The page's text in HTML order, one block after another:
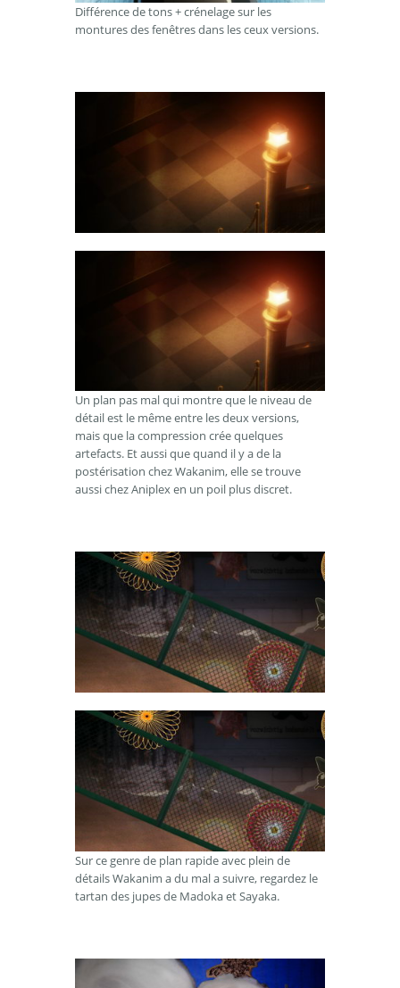
Différence de tons + crénelage sur les
montures des fenêtres dans les ceux versions.
Un plan pas mal qui montre que le niveau de
détail est le même entre les deux versions,
mais que la compression crée quelques
artefacts. Et aussi que quand il y a de la
postérisation chez Wakanim, elle se trouve
aussi chez Aniplex en un poil plus discret.
Sur ce genre de plan rapide avec plein de
détails Wakanim a du mal a suivre, regardez le
tartan des jupes de Madoka et Sayaka.